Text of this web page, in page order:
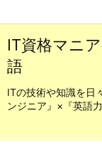
IT資格マニ
語
ITの技術や知識を日
ンジニア』×『英語力